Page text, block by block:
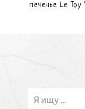
печенье Le Toy